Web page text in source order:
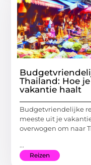
Thailand: Hoe
vakantie haalt
Budgetvriendelijke
meeste uit je
overwogen om naar
...
Reizen